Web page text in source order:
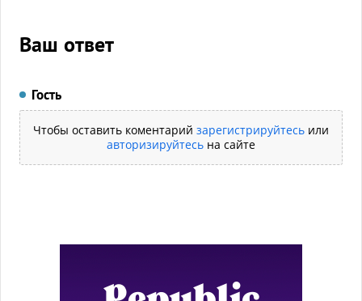
Ваш ответ
Гость
Чтобы оставить коментарий зарегистрируйтесь или
авторизируйтесь на сайте